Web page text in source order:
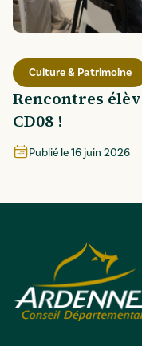
Culture & Patrimoine
Rencontres
CD08 !
Publié le16 juin 2026